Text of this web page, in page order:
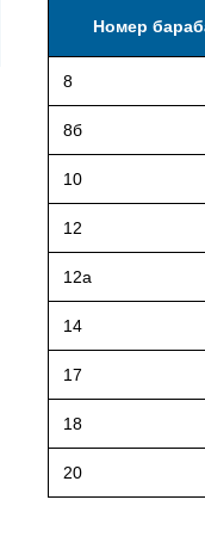
Номер
8
8б
10
12
12а
14
17
18
20